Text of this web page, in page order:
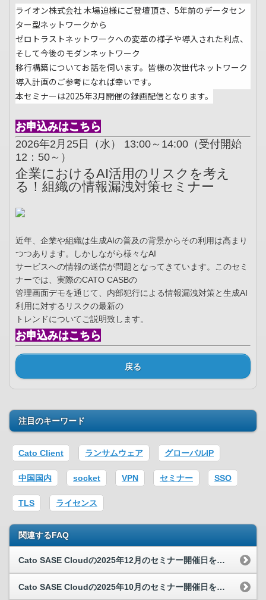
ライオン株式会社 木場迫様にご登壇頂き、5年前のデータセン
ター型ネットワークから
ゼロトラストネットワークへの変革の様子や導入された利点、
そして今後のモダンネットワーク
移行構築についてお話を伺います。皆様の次世代ネットワーク
導入計画のご参考になれば幸いです。
本セミナーは2025年3月開催の録画配信となります。
お申込みはこちら
2026年2月25日（水） 13:00～14:00（受付開始
12：50～）
企業におけるAI活用のリスクを考え
る！組織の情報漏洩対策セミナー
近年、企業や組織は生成AIの普及の背景からその利用は高まり
つつあります。しかしながら様々なAI
サービスへの情報の送信が問題となってきています。このセミ
ナーでは、実際のCATO CASBの
管理画面デモを通じて、内部犯行による情報漏洩対策と生成AI
利用に対するリスクの最新の
トレンドについてご説明致します。
お申込みはこちら
戻る
注目のキーワード
Cato Client ランサムウェア グローバルIP
中国国内 socket VPN セミナー SSO
TLS ライセンス
関連するFAQ
Cato SASE Cloudの2025年12月のセミナー開催日を教えてください。
Cato SASE Cloudの2025年10月のセミナー開催日を教えてください。